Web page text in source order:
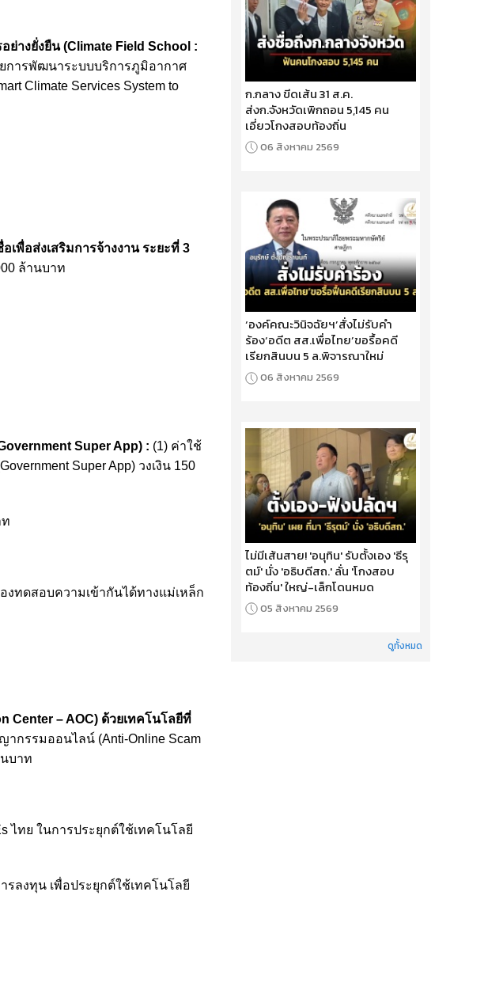
างยั่งยืน (Climate Field School :
ยการพัฒนาระบบบริการภูมิอากาศ
Climate Services System to
พื่อส่งเสริมการจ้างงาน ระยะที่ 3
ล้านบาท
Super App) : (1) ค่าใช้
Super App) วงเงิน 150
ท
งทดสอบความเข้ากันได้ทางแม่เหล็ก
Center – AOC) ด้วยเทคโนโลยีที่
กรรมออนไลน์ (Anti-Online Scam
บาท
ไทย ในการประยุกต์ใช้เทคโนโลยี
รลงทุน เพื่อประยุกต์ใช้เทคโนโลยี
ก.กลาง ขีดเส้น 31 ส.ค.
ส่งก.จังหวัดเพิกถอน 5,145 คน
เอี่ยวโกงสอบท้องถิ่น
06 สิงหาคม 2569
‘องค์คณะวินิจฉัยฯ’สั่งไม่รับคำ
ร้อง‘อดีต สส.เพื่อไทย’ขอรื้อคดี
เรียกสินบน 5 ล.พิจารณาใหม่
06 สิงหาคม 2569
ไม่มีเส้นสาย! 'อนุทิน' รับตั้งเอง 'ธีรุ
ตม์' นั่ง 'อธิบดีสถ.' ลั่น 'โกงสอบ
ท้องถิ่น' ใหญ่-เล็กโดนหมด
05 สิงหาคม 2569
ดูทั้งหมด